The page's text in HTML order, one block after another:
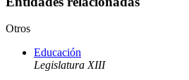
Otros
Educación
Legislatura XIII